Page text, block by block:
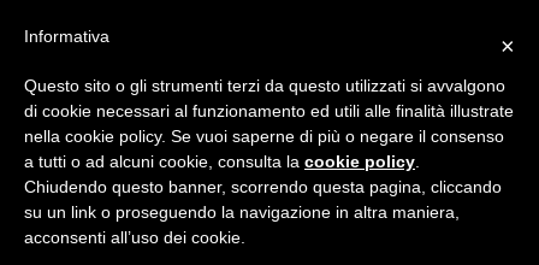
A tua disposizione
×
Informativa
Questo sito o gli strumenti terzi da questo utilizzati si avvalgono
di cookie necessari al funzionamento ed utili alle finalità illustrate
nella cookie policy. Se vuoi saperne di più o negare il consenso
a tutti o ad alcuni cookie, consulta la cookie policy
Chiudendo questo banner, scorrendo questa pagina, cliccando
su un link o proseguendo la navigazione in altra maniera,
acconsenti all’uso dei cookie.